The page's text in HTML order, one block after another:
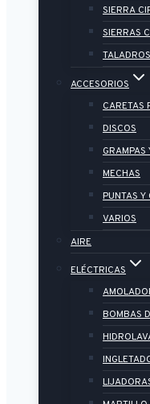
SIERRA
SIERRAS
ACCESORIOS
CARETAS
DISCOS
GRAMPAS
MECHAS
PUNTAS Y
VARIOS
AIRE
ELÉCTRICAS
BOMBAS